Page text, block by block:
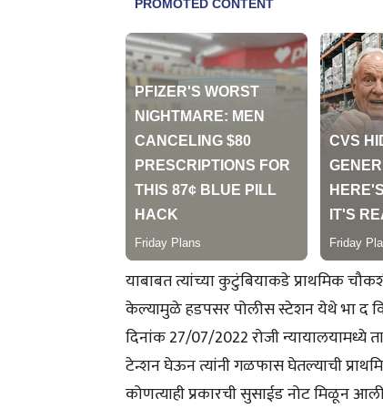
याबाबत त्यांच्या कुटुंबियाकडे प्राथमिक
केल्यामुळे हडपसर पोलीस स्टेशन येथे भा द
दिनांक 27/07/2022 रोजी न्यायालयामध्ये
टेन्शन घेऊन त्यांनी गळफास घेतल्याची
कोणत्याही प्रकारची सुसाईड नोट मिळून